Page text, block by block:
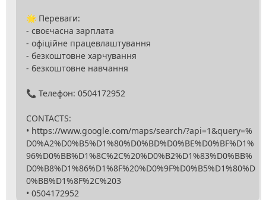
🌟 Переваги:
- своєчасна зарплата
- офіційне працевлаштування
- безкоштовне харчування
- безкоштовне навчання
📞 Телефон: 0504172952
CONTACTS:
• https://www.google.com/maps/search/?api=1&query=%
D0%A2%D0%B5%D1%80%D0%BD%D0%BE%D0%BF%D1%
96%D0%BB%D1%8C%2C%20%D0%B2%D1%83%D0%BB%
D0%B8%D1%86%D1%8F%20%D0%9F%D0%B5%D1%80%D
0%BB%D1%8F%2C%203
• 0504172952